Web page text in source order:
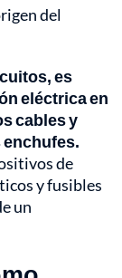
del
es
eléctrica en
cables y
de
y fusibles
un